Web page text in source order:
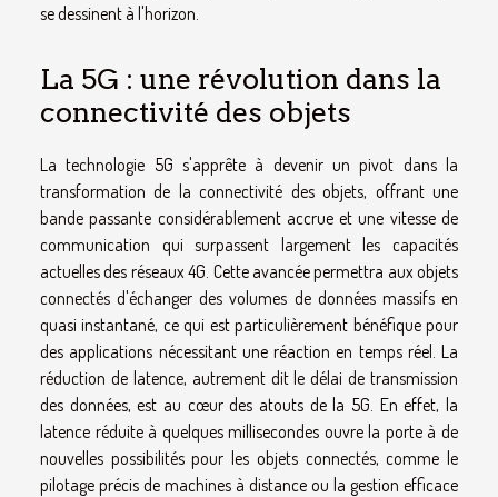
se dessinent à l'horizon.
La 5G : une révolution dans la
connectivité des objets
La technologie 5G s'apprête à devenir un pivot dans la
transformation de la connectivité des objets, offrant une
bande passante considérablement accrue et une vitesse de
communication qui surpassent largement les capacités
actuelles des réseaux 4G. Cette avancée permettra aux objets
connectés d'échanger des volumes de données massifs en
quasi instantané, ce qui est particulièrement bénéfique pour
des applications nécessitant une réaction en temps réel. La
réduction de latence, autrement dit le délai de transmission
des données, est au cœur des atouts de la 5G. En effet, la
latence réduite à quelques millisecondes ouvre la porte à de
nouvelles possibilités pour les objets connectés, comme le
pilotage précis de machines à distance ou la gestion efficace